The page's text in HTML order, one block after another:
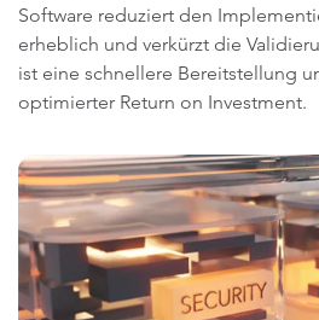
Software reduziert den
erheblich und verkürzt die
ist eine schnellere Bereitstellung
optimierter Return on Investment.